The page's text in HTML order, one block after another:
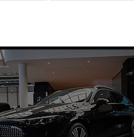
über unsere
Ihre Lieblingsmarken und